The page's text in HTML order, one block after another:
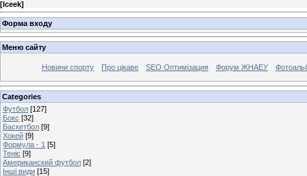
[Iceek]
Форма входу
Меню сайту
Новини спорту Про цікаве SEO Оптимізация Форум ЖНАЕУ
Categories
Футбол [127]
Бокс [32]
Баскетбол [9]
Хокей [9]
Формула - 1 [5]
Теніс [9]
Американский футбол [2]
Інші види [15]